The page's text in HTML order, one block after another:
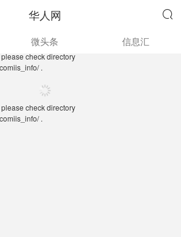
华人网 
.
微头条 信息汇
check directory
.
check directory
.